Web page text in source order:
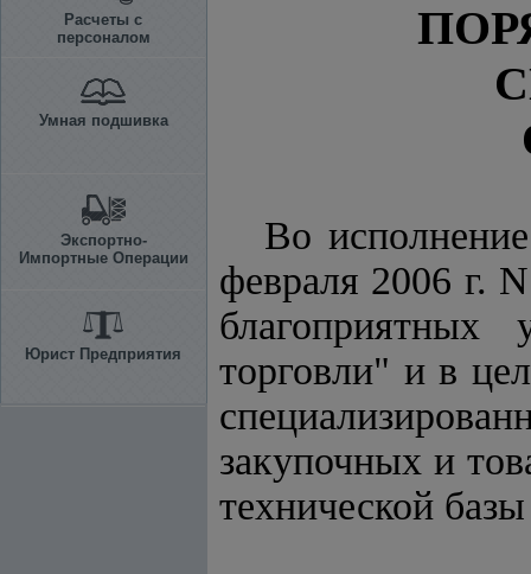
Расчеты с
персоналом
Умная подшивка
Экспортно-
Импортные Операции
Юрист Предприятия
Во
февраля 2006 г.
торговли" и в
закупочных и
технической